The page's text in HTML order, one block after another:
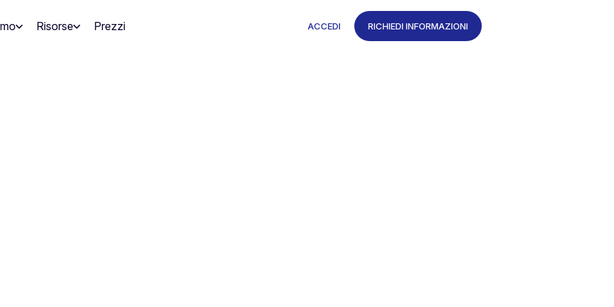
Risorse Prezzi ACCEDI RICHIEDI INFORMAZIONI